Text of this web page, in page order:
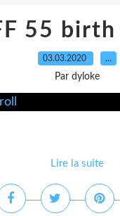
55
03.03.2020 …
Par dyloke
Lire la suite